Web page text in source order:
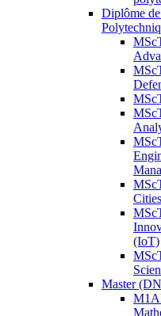
Diplôme
(IoT)
Master